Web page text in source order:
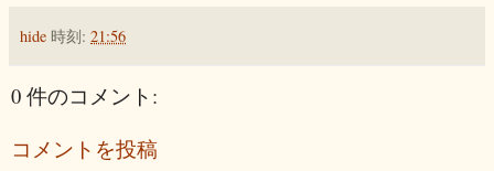
hide 時刻: 21:56
0 件のコメント:
コメントを投稿